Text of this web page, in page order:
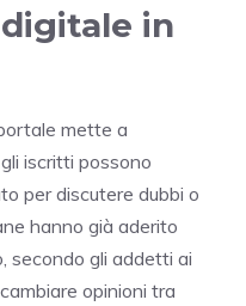
in
mette a
iscritti possono
per discutere dubbi o
hanno già aderito
secondo gli addetti ai
opinioni tra